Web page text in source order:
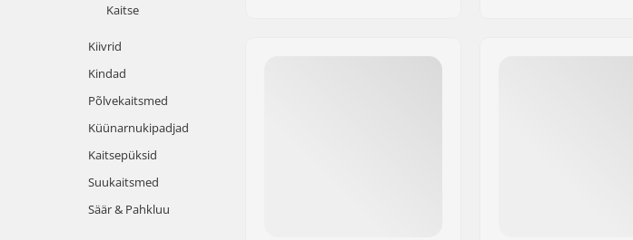
Kaitse
Kiivrid
Kindad
Põlvekaitsmed
Küünarnukipadjad
Kaitsepüksid
Suukaitsmed
Säär & Pahkluu